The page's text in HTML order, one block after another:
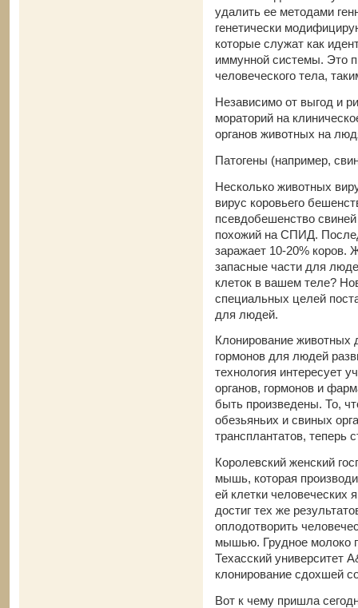
удалить ее методами
генетически
которые служат как
иммунной системы. Это
человеческого тела,
Независимо от выгод и
мораторий на
органов животных на
Патогены (например,
Несколько животных
вирус коровьего
псевдобешенство
похожий на СПИД.
заражает 10-20% коров.
запасные части для
клеток в вашем теле?
специальных целей
для людей.
Клонирование животных
гормонов для людей
технология интересует
органов, гормонов и
быть произведены. То,
обезьяньих и свиных
трансплантатов, теперь
Королевский женский
мышь, которая
ей клетки человеческих
достиг тех же
оплодотворить
мышью. Грудное молоко
Техасский университет
клонирование сдохшей
Вот к чему пришла